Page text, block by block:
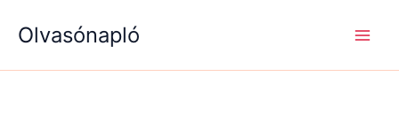
Olvasónapló
e
a
é
g
é
g